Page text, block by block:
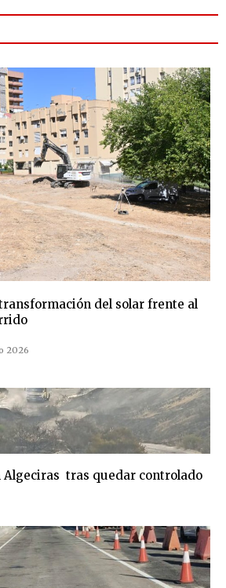
del solar frente al
2026
Algeciras tras quedar controlado